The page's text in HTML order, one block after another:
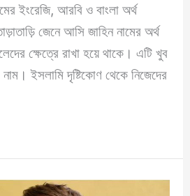
ইংরেজি, আরবি ও বাংলা অর্থ
জেনে আসি জাহিন নামের অর্থ
ক্ষেত্রে রাখা হয়ে থাকে। এটি খুব
ইসলামি দৃষ্টিকোণ থেকে নিজেদের